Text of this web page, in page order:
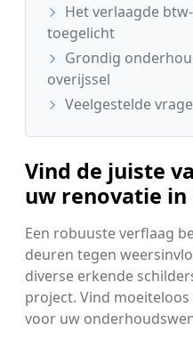
Het verlaagde
toegelicht
Grondig
overijssel
Veelgestelde
Vind de juiste
uw renovatie in
Een robuuste verflaag
deuren tegen
diverse erkende
project. Vind
voor uw